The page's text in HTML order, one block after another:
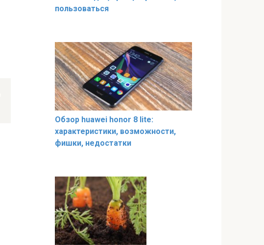
пользоваться
Обзор huawei honor 8 lite:
характеристики, возможности,
фишки, недостатки